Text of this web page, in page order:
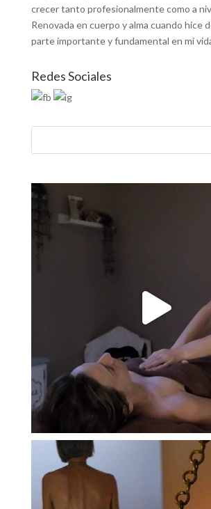
crecer tanto profesionalmente como a
Renovada en cuerpo y alma cuando hice
parte importante y fundamental en mi
Redes Sociales